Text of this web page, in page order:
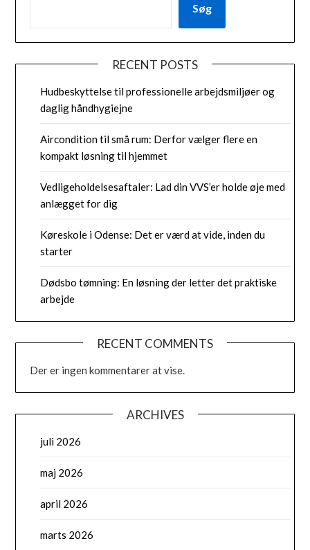
Søg
RECENT POSTS
Hudbeskyttelse til professionelle arbejdsmiljøer og
daglig håndhygiejne
Aircondition til små rum: Derfor vælger flere en
kompakt løsning til hjemmet
Vedligeholdelsesaftaler: Lad din VVS’er holde øje med
anlægget for dig
Køreskole i Odense: Det er værd at vide, inden du
starter
Dødsbo tømning: En løsning der letter det praktiske
arbejde
RECENT COMMENTS
Der er ingen kommentarer at vise.
ARCHIVES
juli 2026
maj 2026
april 2026
marts 2026